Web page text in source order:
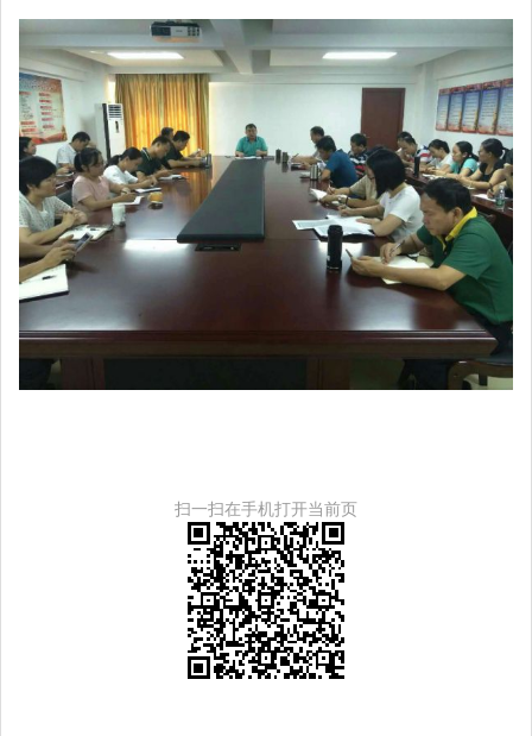
扫一扫在手机打开当前页